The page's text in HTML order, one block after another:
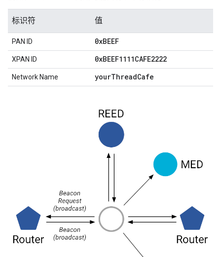
标识符 值
PAN ID 0xBEEF
XPAN ID 0xBEEF1111CAFE2222
Network Name yourThreadCafe